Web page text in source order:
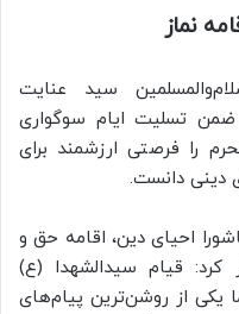
نماز
سید عنایت
تسلیت ایام سوگواری
را فرصتی ارزشمند برای
دینی دانست.
احیای دین، اقامه حق و
کرد: قیام سیدالشهدا (ع)
یکی از روشن‌ترین پیام‌های